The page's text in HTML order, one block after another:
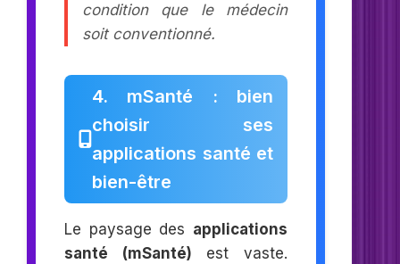
condition que le médecin
soit conventionné.
4. mSanté : bien
choisir ses
applications santé et
bien-être
Le paysage des applications
santé (mSanté) est vaste.